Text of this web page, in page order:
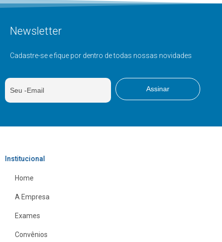
Newsletter
Cadastre-se e fique por dentro de todas nossas novidades
Institucional
Home
A Empresa
Exames
Convênios